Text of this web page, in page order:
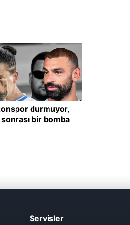
Servisler